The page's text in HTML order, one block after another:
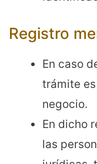
Registro
En caso
trámite
negocio.
En dicho
las